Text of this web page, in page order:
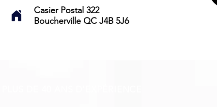
Casier Postal 322
Boucherville QC J4B 5J6